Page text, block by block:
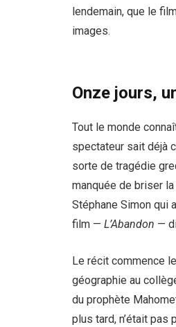
lendemain, que le
images.
Onze jours,
Tout le monde
spectateur sait déjà
sorte de tragédie
manquée de briser
Stéphane Simon
film —L’Abandon —
Le récit commence
géographie au
du prophète
plus tard, n’était